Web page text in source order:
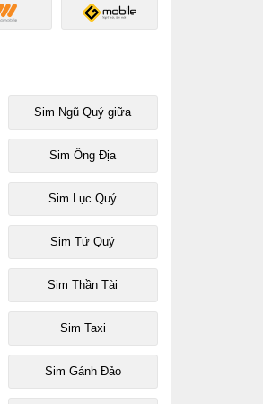
Sim Ngũ Quý giữa
Sim Ông Địa
Sim Lục Quý
Sim Tứ Quý
Sim Thần Tài
Sim Taxi
Sim Gánh Đảo